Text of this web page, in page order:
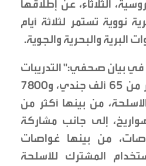
الثلاثاء، عن إطلاقها
نووية تستمر لثلاثة أيام
البرية والبحرية والجوية.
في بيان صحفي:" التدريبات
ستشمل مشاركة أكثر من 65 ألف جندي، و7800
من بينها أكثر من
صواريخ، إلى جانب مشاركة
من بينها غواصات
المشترك للأسلحة